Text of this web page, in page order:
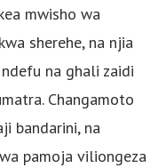
mwisho wa
sherehe, na njia
na ghali zaidi
Changamoto
bandarini, na
pamoja viliongeza